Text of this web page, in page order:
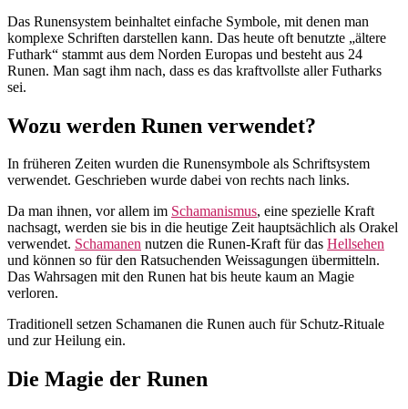
Das Runensystem beinhaltet einfache Symbole, mit denen man
komplexe Schriften darstellen kann. Das heute oft benutzte „ältere
Futhark“ stammt aus dem Norden Europas und besteht aus 24
Runen. Man sagt ihm nach, dass es das kraftvollste aller Futharks
sei.
Wozu werden Runen verwendet?
In früheren Zeiten wurden die Runensymbole als Schriftsystem
verwendet. Geschrieben wurde dabei von rechts nach links.
Da man ihnen, vor allem im Schamanismus, eine spezielle Kraft
nachsagt, werden sie bis in die heutige Zeit hauptsächlich als Orakel
verwendet. Schamanen nutzen die Runen-Kraft für das Hellsehen
und können so für den Ratsuchenden Weissagungen übermitteln.
Das Wahrsagen mit den Runen hat bis heute kaum an Magie
verloren.
Traditionell setzen Schamanen die Runen auch für Schutz-Rituale
und zur Heilung ein.
Die Magie der Runen